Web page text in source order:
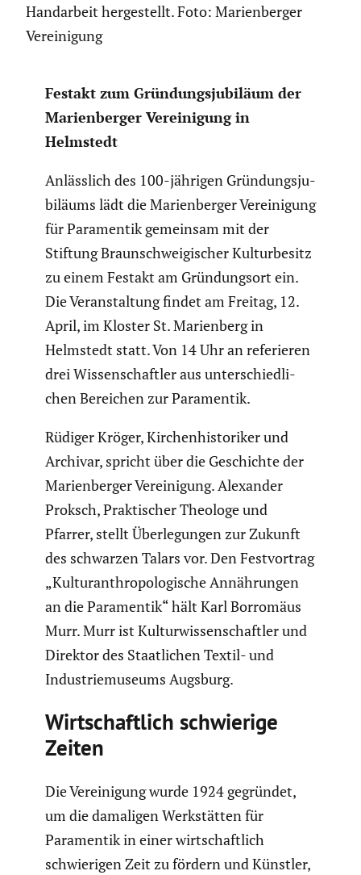
Handarbeit hergestellt. Foto: Marienberger
Vereinigung
Festakt zum Gründungs­ju­bi­läum der
Marien­berger Verei­ni­gung in
Helmstedt
Anläss­lich des 100-jährigen Gründungs­ju­
bi­läums lädt die Marien­berger Verei­ni­gung
für Paramentik gemeinsam mit der
Stiftung Braun­schwei­gi­scher Kultur­be­sitz
zu einem Festakt am Gründungsort ein.
Die Veran­stal­tung findet am Freitag, 12.
April, im Kloster St. Marien­berg in
Helmstedt statt. Von 14 Uhr an referieren
drei Wissen­schaftler aus unter­schied­li­
chen Bereichen zur Paramentik.
Rüdiger Kröger, Kirchen­his­to­riker und
Archivar, spricht über die Geschichte der
Marien­berger Verei­ni­gung. Alexander
Proksch, Prakti­scher Theologe und
Pfarrer, stellt Überle­gungen zur Zukunft
des schwarzen Talars vor. Den Festvor­trag
„Kultur­anthro­po­lo­gi­sche Annäh­rungen
an die Paramentik“ hält Karl Borromäus
Murr. Murr ist Kultur­wis­sen­schaftler und
Direktor des Staat­li­chen Textil- und
Indus­trie­mu­seums Augsburg.
Wirtschaft­lich schwie­rige
Zeiten
Die Verei­ni­gung wurde 1924 gegründet,
um die damaligen Werkstätten für
Paramentik in einer wirtschaft­lich
schwie­rigen Zeit zu fördern und Künstler,